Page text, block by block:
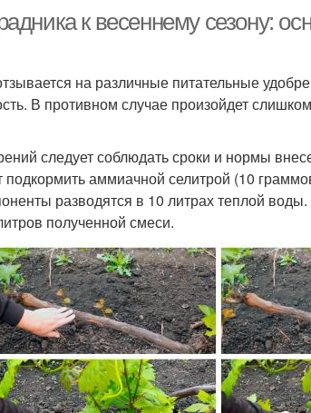
к весеннему сезону:
на различные питательные
В противном случае произойдет
следует соблюдать сроки и нормы
подкормить аммиачной селитрой (10
разводятся в 10 литрах теплой
полученной смеси.